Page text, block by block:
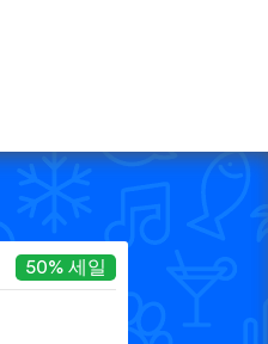
50% 세일